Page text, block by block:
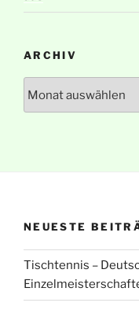
ARCHIV
NEUESTE
Tischtennis –